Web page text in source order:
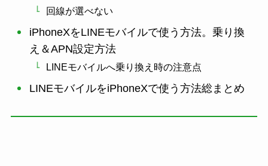
回線が選べない
iPhoneXをLINEモバイルで使う方法。乗り換
え＆APN設定方法
LINEモバイルへ乗り換え時の注意点
LINEモバイルをiPhoneXで使う方法総まとめ